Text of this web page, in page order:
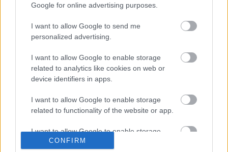
Google for online advertising purposes.
I want to allow Google to send me
personalized advertising.
I want to allow Google to enable storage
related to analytics like cookies on web or
device identifiers in apps.
I want to allow Google to enable storage
related to functionality of the website or app.
I want to allow Google to enable storage
related to personalization.
CONFIRM
Szakmai bemutató:
Nyilvános Premier:
Ajánlott bejegyzések: